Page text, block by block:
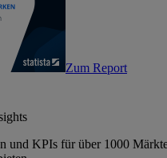
Zum Report
und KPIs für über 1000